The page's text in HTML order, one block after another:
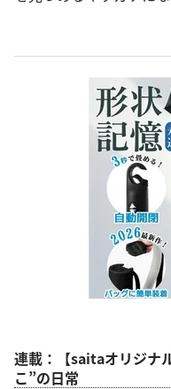
連載：【saitaオリジナ
こ”の日常